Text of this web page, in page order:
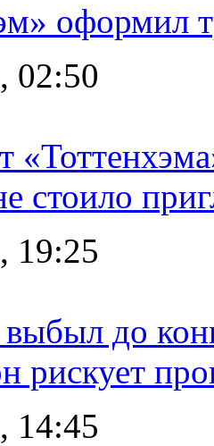
оформил
02:50
стоило
19:25
до
рискует
14:45